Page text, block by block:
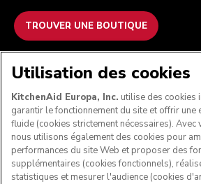
TROUVER UNE BOUTIQUE
NOUS
SUIVEZ-NOUS
Utilisation des cookies
KitchenAid Europa, Inc. utilise des cookies
garantir le fonctionnement du site et offrir une
fluide (cookies strictement nécessaires). Avec
nous utilisons également des cookies pour
performances du site Web et proposer des
supplémentaires (cookies fonctionnels),
statistiques et mesurer l'audience (cookies